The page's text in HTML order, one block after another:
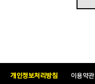
개인정보처리방침 이용약관